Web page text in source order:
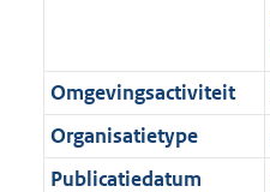
Omgevingsactiviteit
Organisatietype
Publicatiedatum